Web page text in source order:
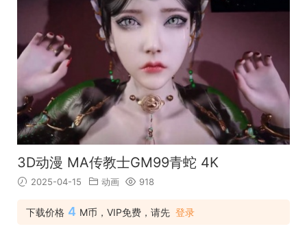
3D动漫 MA传教士GM99青蛇 4K
2025-04-15 动画 918
下载价格 4 M币，VIP免费，请先 登录